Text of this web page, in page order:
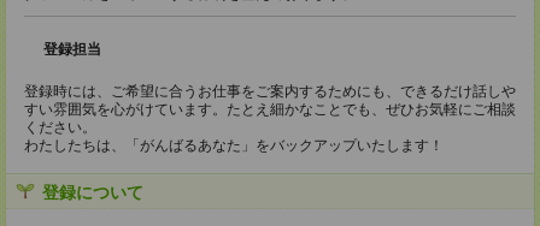
登録担当
登録時には、ご希望に合うお仕事をご案内するためにも、できるだけ話しや
すい雰囲気を心がけています。たとえ細かなことでも、ぜひお気軽にご相談
ください。
わたしたちは、「がんばるあなた」をバックアップいたします！
登録について